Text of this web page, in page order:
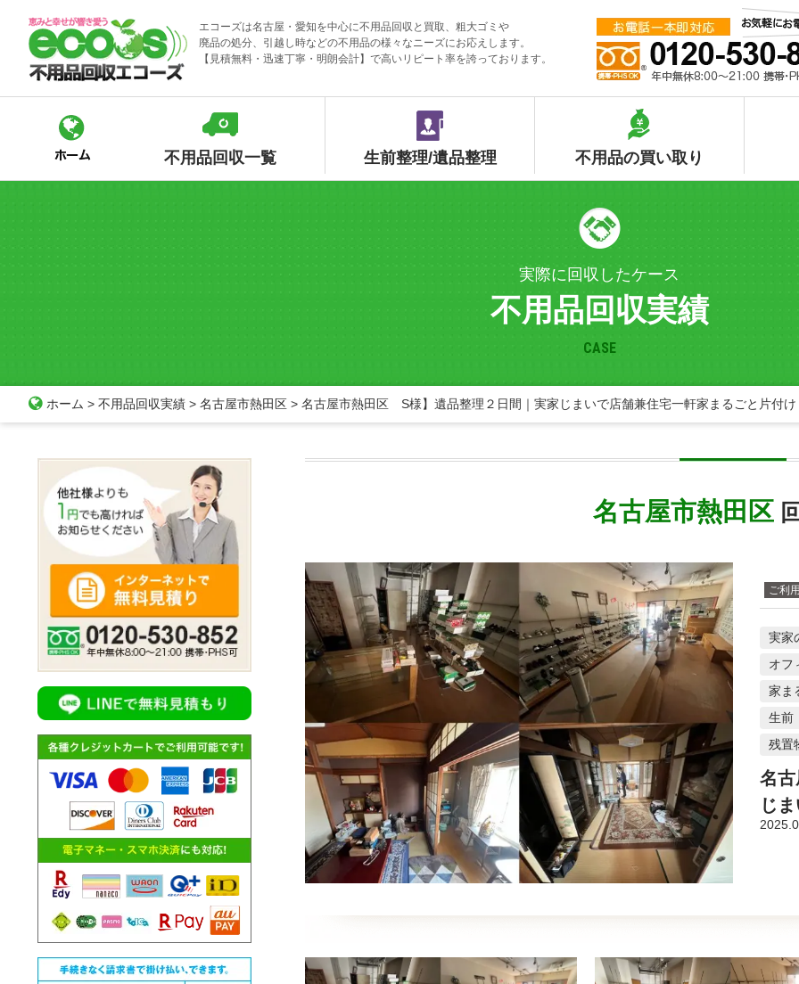
content
エコーズは名古屋・愛知を中心に不用品回収と買取、粗大ゴミや
廃品の処分、引越し時などの不用品の様々なニーズにお応えします。
【見積無料・迅速丁寧・明朗会計】で高いリピート率を誇っております。
不用品回収一覧 生前整理/遺品整理 不用品の買い取り
実際に回収したケース
不用品回収実績
CASE
ホーム > 不用品回収実績 > 名古屋市熱田区 > 名古屋市熱田区 S様】遺品整理２日間｜実家じまいで店舗兼住宅一軒家まるごと片付け
名古屋市熱田区
ご利
実家
オフ
家ま
生前
残置
名
じ